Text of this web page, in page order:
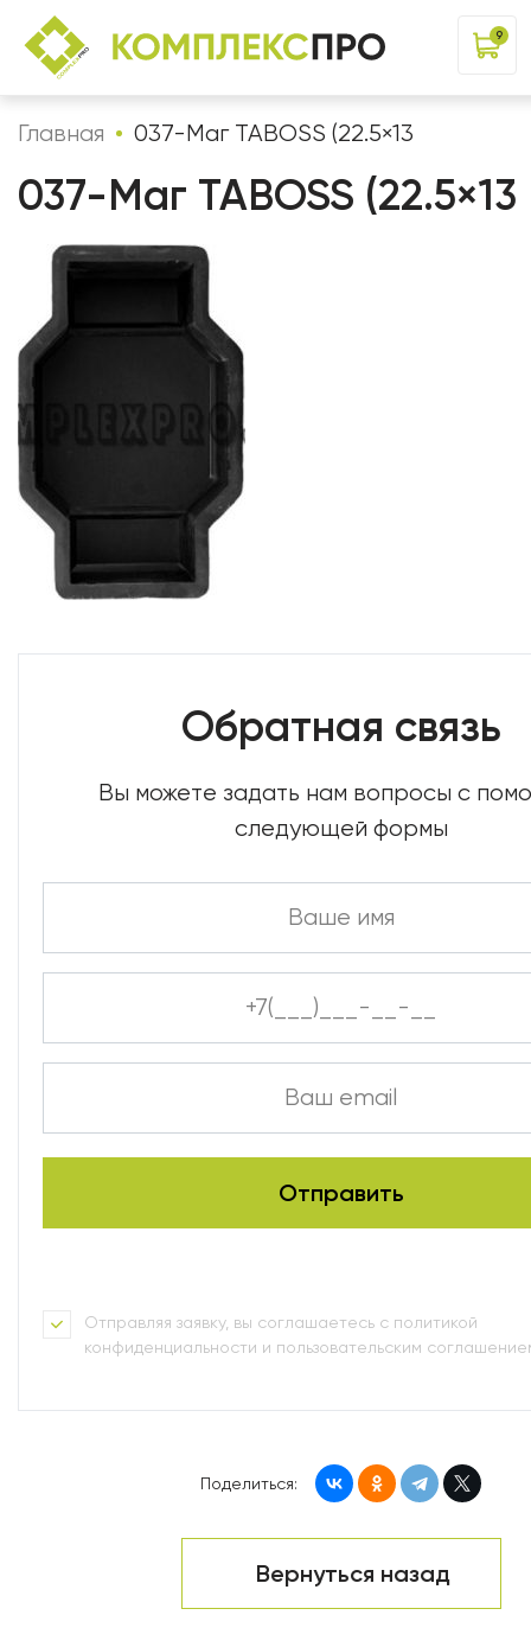
9
Главная 037-Маг TABOSS (22.5×13
037-Маг TABOSS (22.5×13
Обратная связь
Вы можете задать нам вопросы с
следующей формы
Отправляя заявку, вы соглашаетесь с политикой
конфиденциальности и пользовательским
Вернуться назад
Поделиться: